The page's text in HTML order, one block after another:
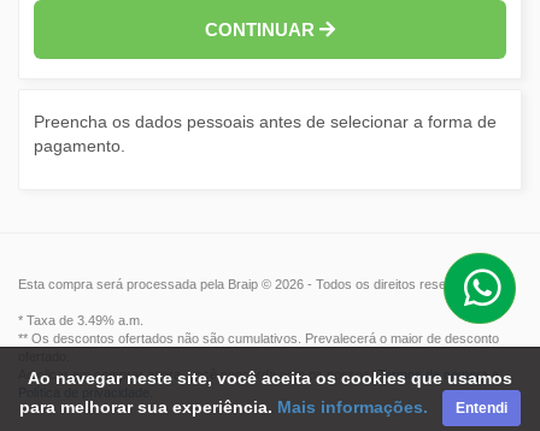
CONTINUAR
Preencha os dados pessoais antes de selecionar a forma de
pagamento.
Esta compra será processada pela Braip © 2026 - Todos os direitos reservados.
* Taxa de 3.49% a.m.
** Os descontos ofertados não são cumulativos. Prevalecerá o maior de desconto
Ao clicar em comprar agora, você concorda com os nossos,Termos de comprae
Política de privacidade
Ao navegar neste site, você aceita os cookies que usamos
para melhorar sua experiência. Mais informações. Entendi